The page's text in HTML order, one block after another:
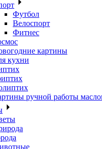
Футбол
Велоспорт
Фитнес
картины
кухни
ручной работы